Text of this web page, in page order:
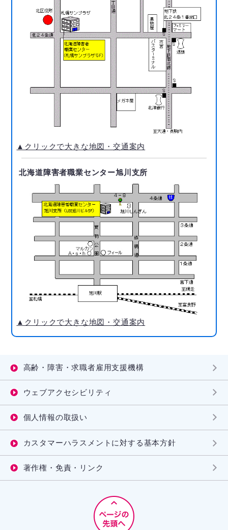
▲クリックで大きな地図・交通案内
北海道障害者職業センター旭川支所
▲クリックで大きな地図・交通案内
高齢・障害・求職者雇用支援機構
ウェブアクセシビリティ
個人情報の取扱い
カスタマーハラスメントに対する基本方針
著作権・免責・リンク